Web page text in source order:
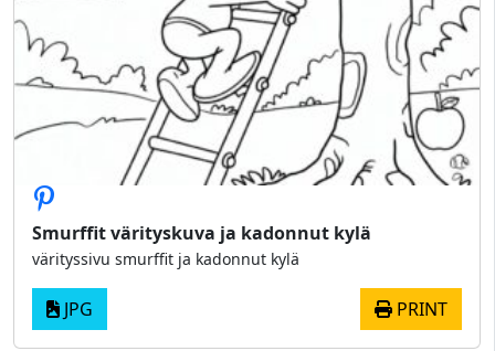
Smurffit värityskuva ja kadonnut kylä
värityssivu smurffit ja kadonnut kylä
JPG PRINT